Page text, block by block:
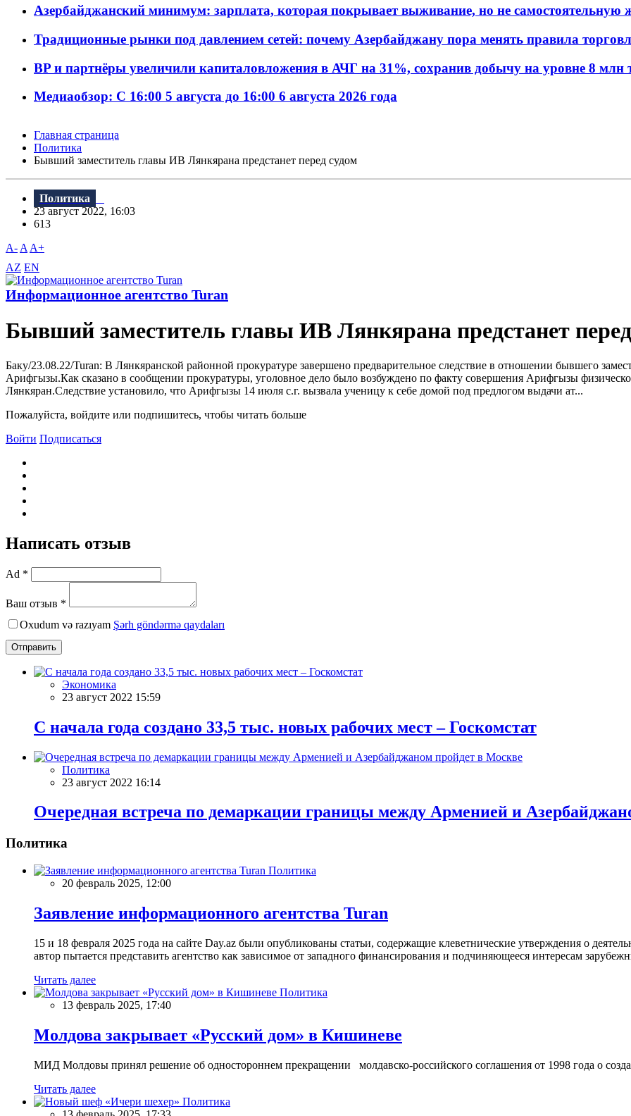
Азербайджанский минимум: зарплата, которая покрывает выживание, но не самостоятельную
Традиционные рынки под давлением сетей: почему Азербайджану пора менять правила
BP и партнёры увеличили капиталовложения в АЧГ на 31%, сохранив добычу на уровне 8 млн
Медиаобзор: С 16:00 5 августа до 16:00 6 августа 2026 года
Главная страница
Политика
Бывший заместитель главы ИВ Лянкярана предстанет перед судом
Политика
23 август 2022, 16:03
613
A- A A+
AZ EN
Информационное агентство Turan
Бывший заместитель главы ИВ Лянкярана предстанет
Баку/23.08.22/Turan: В Лянкяранской районной прокуратуре завершено предварительное следствие в отношении бывшего
Арифгызы.Как сказано в сообщении прокуратуры, уголовное дело было возбуждено по факту совершения Арифгызы
Лянкяран.Следствие установило, что Арифгызы 14 июля с.г. вызвала ученицу к себе домой под предлогом выдачи ат...
Пожалуйста, войдите или подпишитесь, чтобы читать больше
Войти Подписаться
Написать отзыв
Ad *
Ваш отзыв *
Oxudum və razıyam Şərh göndərmə qaydaları
Отправить
Экономика
23 август 2022 15:59
С начала года создано 33,5 тыс. новых рабочих мест – Госкомстат
Политика
23 август 2022 16:14
Очередная встреча по демаркации границы между Арменией и
Политика
Политика
20 февраль 2025, 12:00
Заявление информационного агентства Turan
15 и 18 февраля 2025 года на сайте Day.az были опубликованы статьи, содержащие клеветнические утверждения о
автор пытается представить агентство как зависимое от западного финансирования и подчиняющееся интересам
Читать далее
Политика
13 февраль 2025, 17:40
Молдова закрывает «Русский дом» в Кишиневе
МИД Молдовы принял решение об одностороннем прекращении молдавско-российского соглашения от 1998 года о
Читать далее
Политика